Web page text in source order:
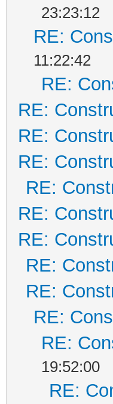
23:23:12
RE:
11:22:42
RE:
RE:
RE:
RE:
RE:
RE:
RE:
RE:
RE:
RE:
RE:
19:52:00
RE: